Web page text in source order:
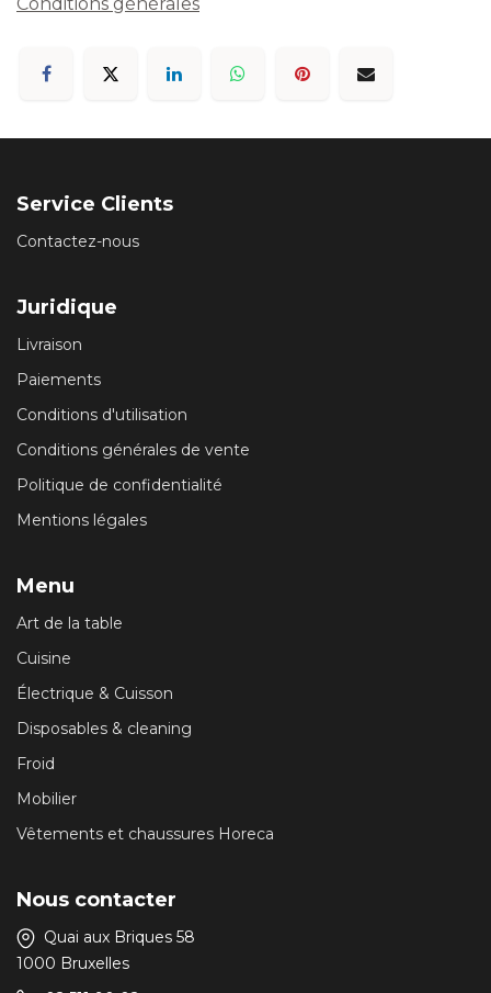
Service Clients
Contactez-nous
Juridique
Livraison
Paiements
Conditions d'utilisation
Conditions générales de vente
Politique de confidentialité
Mentions légales
Menu
Art de la table
Cuisine
Électrique & Cuisson
Disposables & cleaning
Froid
Mobilier
Vêtements et chaussures Horeca
Nous contacter
Quai aux Briques 58
1000 Bruxelles